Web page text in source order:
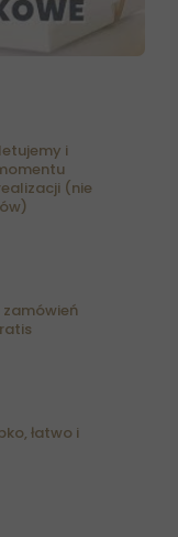
i
(nie
zamówień
łatwo i